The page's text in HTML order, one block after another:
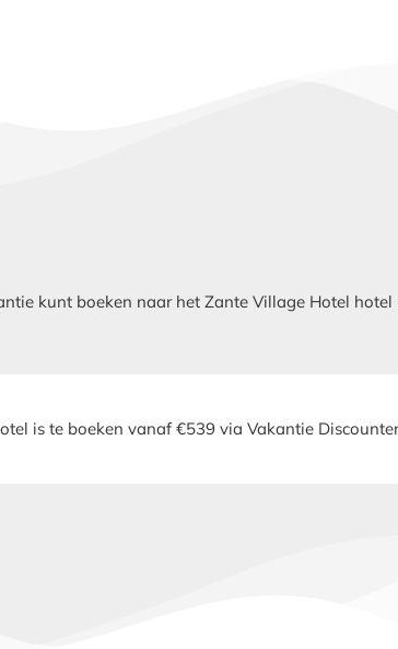
kunt boeken naar het Zante Village Hotel
is te boeken vanaf €539 via Vakantie